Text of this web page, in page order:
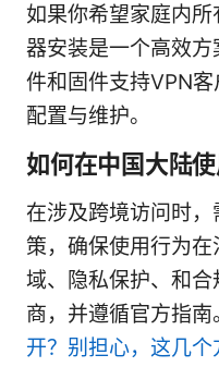
如果你希望家庭内
器安装是一个高效
件和固件支持VPN
配置与维护。
如何在中国大陆
在涉及跨境访问时
策，确保使用行为
域、隐私保护、和
商，并遵循官方指南
开？别担心，这几